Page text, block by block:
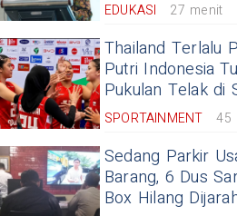
EDUKASI 27 menit
Thailand Terlalu
Putri Indonesia
Pukulan Telak di
SPORTAINMENT 45
Sedang Parkir
Barang, 6 Dus
Box Hilang